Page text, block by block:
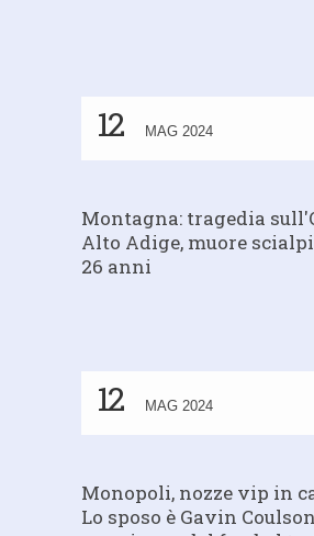
12 MAG 2024
Montagna: tragedia
Alto Adige, muore
26 anni
12 MAG 2024
Monopoli, nozze vip in
Lo sposo è Gavin